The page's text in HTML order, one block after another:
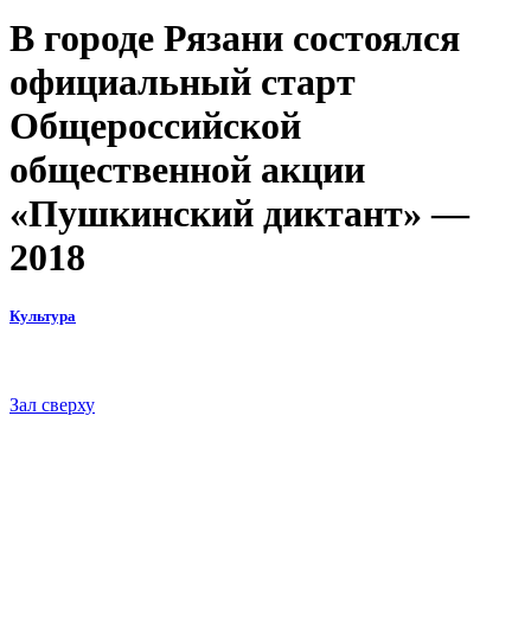
В городе Рязани состоялся
официальный старт
Общероссийской
общественной акции
«Пушкинский диктант» —
2018
Культура
Зал сверху